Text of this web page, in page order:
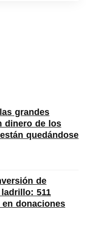
grandes
dinero de los
quedándose
de
511
donaciones